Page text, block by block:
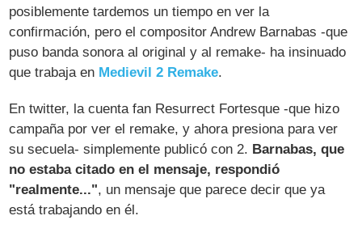
posiblemente tardemos un tiempo en ver la
confirmación, pero el compositor Andrew Barnabas -que
puso banda sonora al original y al remake- ha insinuado
que trabaja en Medievil 2 Remake.
En twitter, la cuenta fan Resurrect Fortesque -que hizo
campaña por ver el remake, y ahora presiona para ver
su secuela- simplemente publicó con 2. Barnabas, que
no estaba citado en el mensaje, respondió
"realmente...", un mensaje que parece decir que ya
está trabajando en él.